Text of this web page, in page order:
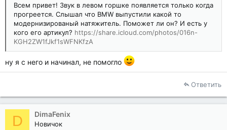
Всем привет! Звук в левом горшке появляется только когда
прогреется. Слышал что BMW выпустили какой то
модернизированый натяжитель. Поможет ли он? И есть у
кого его артикул? https://share.icloud.com/photos/016n-
KGH2ZW1fJkf1sWFNKfzA
ну я с него и начинал, не помогло
Ответить
D DimaFenix
Новичок